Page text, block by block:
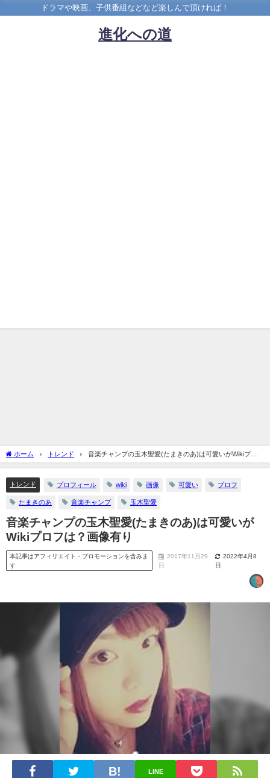
ドラマや映画、子供番組などなど楽しんで頂ければ！
進化への道
ホーム トレンド
音楽チャンプの玉木聖愛(たまきのあ)は可愛いがWikiプロ
フは？画像有り
トレンド プロフィール wiki 画像 可愛い プロフ
たまきのあ 音楽チャンプ 玉木聖愛
音楽チャンプの玉木聖愛(たまきのあ)は可愛いが
Wikiプロフは？画像有り
本記事はアフィリエイト・プロモーションを含みま
す
2017年11月29
日
2022年4月8
日
LINE